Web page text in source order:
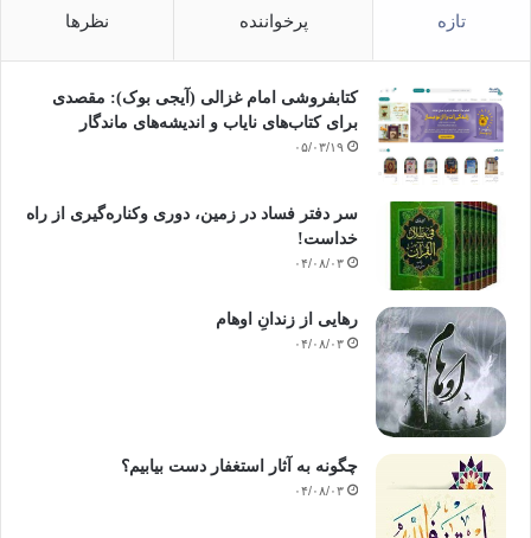
تازه پرخواننده نظرها
کتابفروشی امام غزالی (آیجی بوک): مقصدی
برای کتاب‌های نایاب و اندیشه‌های ماندگار
۰۵/۰۳/۱۹
سر دفتر فساد در زمین‌، دوری وکناره‌گیری از راه
خداست‌!
۰۴/۰۸/۰۳
رهایی از زندانِ اوهام
۰۴/۰۸/۰۳
چگونه به آثار استغفار دست بیابیم؟
۰۴/۰۸/۰۳